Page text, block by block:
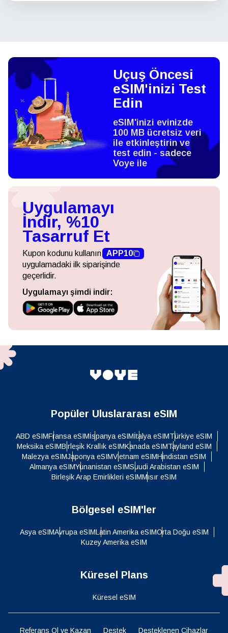
Uçuş Öncesi
eSIM'inizi Test
Edin
eSIM'inizi evinizde
100 MB ücretsiz veri
ile etkinleştirin ve
test edin - sadece
Voye ile
Uygulamayı
İndir, %10
Tasarruf Et
Kupon kodunu kullanın APP10
uygulamadaki ilk siparişinde
geçerlidir.
Uygulamayı şimdi indir:
Popüler Uluslararası eSIM
ABD eSIMFransa eSIMİspanya eSIMİtalya eSIMTürkiye eSIM
Meksika eSIMBirleşik Krallık eSIMKanada eSIMTayland eSIM
Malezya eSIMJaponya eSIMVietnam eSIMHindistan eSIM
Almanya eSIMYunanistan eSIMSuudi Arabistan eSIM
Birleşik Arap Emirlikleri eSIMMısır eSIM
Bölgesel eSIM'ler
Asya eSIMAvrupa eSIMLatin Amerika eSIMOrta Doğu eSIM
Kuzey Amerika eSIM
Küresel Plans
Küresel eSIM
Referans Ol ve Kazan Destek Desteklenen Cihazlar